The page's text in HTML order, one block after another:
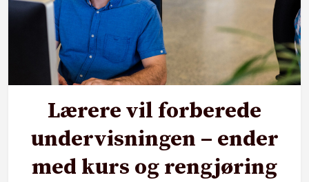
Lærere vil forberede
undervisningen – ender
med kurs og rengjøring